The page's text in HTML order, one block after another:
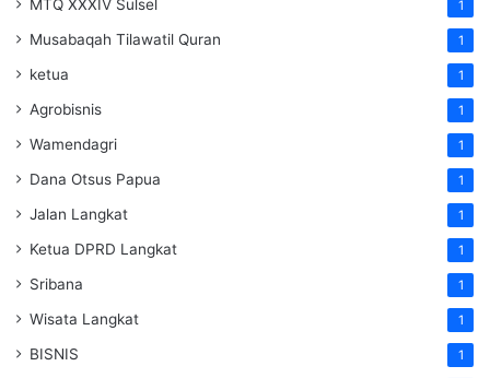
MTQ XXXIV Sulsel 1
Musabaqah Tilawatil Quran 1
ketua 1
Agrobisnis 1
Wamendagri 1
Dana Otsus Papua 1
Jalan Langkat 1
Ketua DPRD Langkat 1
Sribana 1
Wisata Langkat 1
BISNIS 1